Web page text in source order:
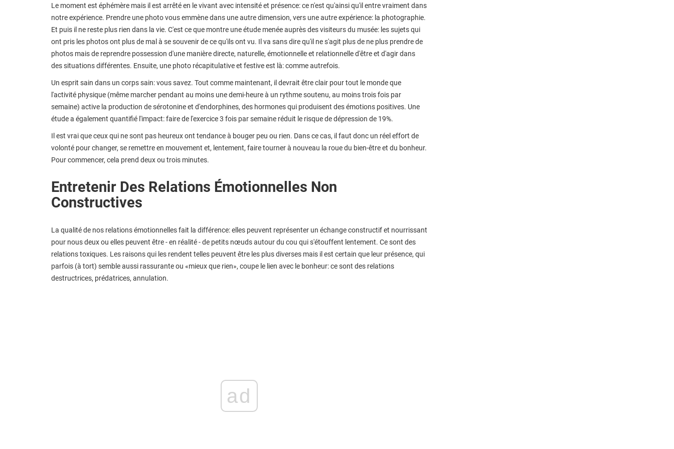
Le moment est éphémère mais il est arrêté en le vivant avec intensité et présence: ce n'est qu'ainsi qu'il entre vraiment dans
notre expérience. Prendre une photo vous emmène dans une autre dimension, vers une autre expérience: la photographie.
Et puis il ne reste plus rien dans la vie. C'est ce que montre une étude menée auprès des visiteurs du musée: les sujets qui
ont pris les photos ont plus de mal à se souvenir de ce qu'ils ont vu. Il va sans dire qu'il ne s'agit plus de ne plus prendre de
photos mais de reprendre possession d'une manière directe, naturelle, émotionnelle et relationnelle d'être et d'agir dans
des situations différentes. Ensuite, une photo récapitulative et festive est là: comme autrefois.
Un esprit sain dans un corps sain: vous savez. Tout comme maintenant, il devrait être clair pour tout le monde que
l'activité physique (même marcher pendant au moins une demi-heure à un rythme soutenu, au moins trois fois par
semaine) active la production de sérotonine et d'endorphines, des hormones qui produisent des émotions positives. Une
étude a également quantifié l'impact: faire de l'exercice 3 fois par semaine réduit le risque de dépression de 19%.
Il est vrai que ceux qui ne sont pas heureux ont tendance à bouger peu ou rien. Dans ce cas, il faut donc un réel effort de
volonté pour changer, se remettre en mouvement et, lentement, faire tourner à nouveau la roue du bien-être et du bonheur.
Pour commencer, cela prend deux ou trois minutes.
Entretenir Des Relations Émotionnelles Non
Constructives
La qualité de nos relations émotionnelles fait la différence: elles peuvent représenter un échange constructif et nourrissant
pour nous deux ou elles peuvent être - en réalité - de petits nœuds autour du cou qui s'étouffent lentement. Ce sont des
relations toxiques. Les raisons qui les rendent telles peuvent être les plus diverses mais il est certain que leur présence, qui
parfois (à tort) semble aussi rassurante ou «mieux que rien», coupe le lien avec le bonheur: ce sont des relations
destructrices, prédatrices, annulation.
ad